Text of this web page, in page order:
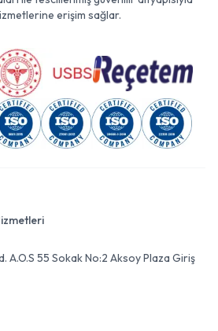
erişim sağlar.
A.O.S 55 Sokak No:2 Aksoy Plaza Giriş